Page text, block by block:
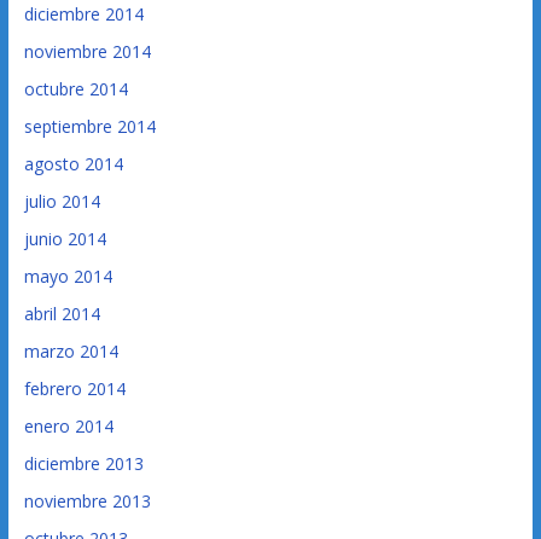
diciembre 2014
noviembre 2014
octubre 2014
septiembre 2014
agosto 2014
julio 2014
junio 2014
mayo 2014
abril 2014
marzo 2014
febrero 2014
enero 2014
diciembre 2013
noviembre 2013